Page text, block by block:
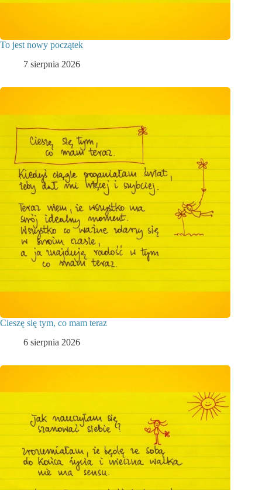
To jest nowy początek
7 sierpnia 2026
Cieszę się tym, co mam teraz
6 sierpnia 2026